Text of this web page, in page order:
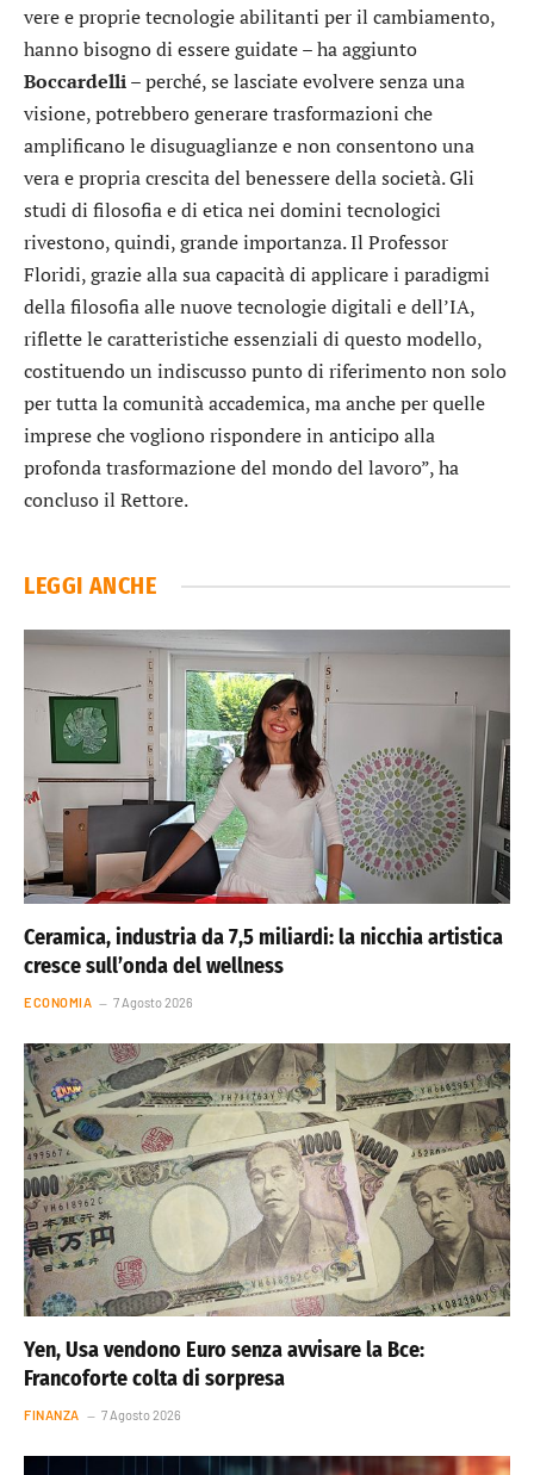
vere e proprie tecnologie abilitanti per il cambiamento,
hanno bisogno di essere guidate – ha aggiunto
Boccardelli– perché, se lasciate evolvere senza una
visione, potrebbero generare trasformazioni che
amplificano le disuguaglianze e non consentono una
vera e propria crescita del benessere della società. Gli
studi di filosofia e di etica nei domini tecnologici
rivestono, quindi, grande importanza. Il Professor
Floridi, grazie alla sua capacità di applicare i paradigmi
della filosofia alle nuove tecnologie digitali e dell’IA,
riflette le caratteristiche essenziali di questo modello,
costituendo un indiscusso punto di riferimento non solo
per tutta la comunità accademica, ma anche per quelle
imprese che vogliono rispondere in anticipo alla
profonda trasformazione del mondo del lavoro”, ha
concluso il Rettore.
LEGGI ANCHE
Ceramica, industria da 7,5 miliardi: la nicchia artistica
cresce sull’onda del wellness
ECONOMIA 7 Agosto 2026
Yen, Usa vendono Euro senza avvisare la Bce:
Francoforte colta di sorpresa
FINANZA 7 Agosto 2026